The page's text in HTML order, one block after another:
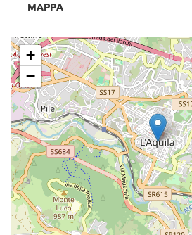
MAPPA
+
−